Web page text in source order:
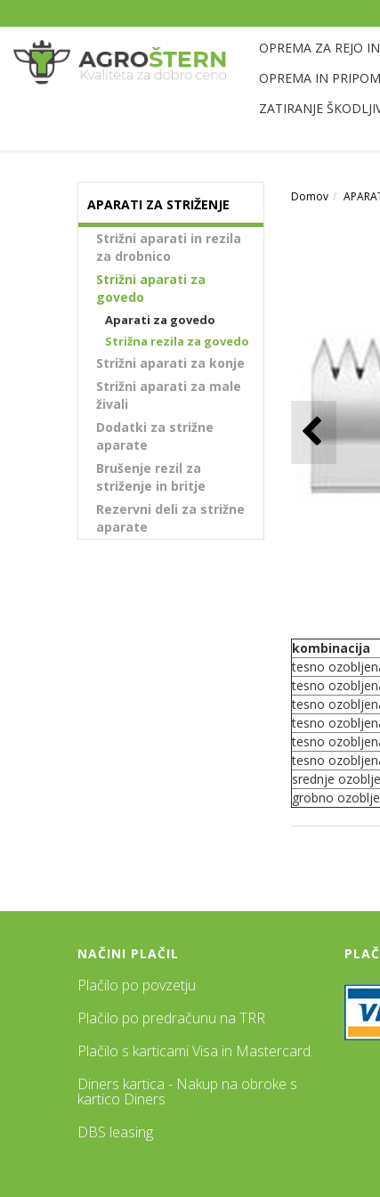
OPREMA ZA REJO
OPREMA IN
ZATIRANJE
APARATI ZA STRIŽENJE
Strižni aparati in rezila
za drobnico
Strižni aparati za
govedo
Aparati za govedo
Strižna rezila za govedo
Strižni aparati za konje
Strižni aparati za male
živali
Dodatki za strižne
aparate
Brušenje rezil za
striženje in britje
Rezervni deli za strižne
aparate
Domov
kombinacija
tesno
tesno
tesno
tesno
tesno
tesno
srednje
grobno
NAČINI PLAČIL
Plačilo po povzetju
Plačilo po predračunu na TRR
Plačilo s karticami Visa in Mastercard.
Diners kartica - Nakup na obroke s
kartico Diners
DBS leasing